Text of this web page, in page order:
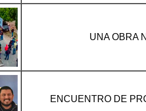
UNA OBRA
ENCUENTRO DE